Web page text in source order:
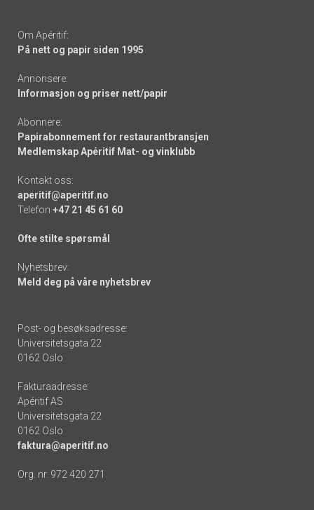
Om Apéritif:
På nett og papir siden 1995
Annonsere:
Informasjon og priser nett/papir
Abonnere:
Papirabonnement for restaurantbransjen
Medlemskap Apéritif Mat- og vinklubb
Kontakt oss:
aperitif@aperitif.no
Telefon +47 21 45 61 60
Ofte stilte spørsmål
Nyhetsbrev:
Meld deg på våre nyhetsbrev
Post- og besøksadresse:
Universitetsgata 22
0162 Oslo
Fakturaadresse:
Apéritif AS
Universitetsgata 22
0162 Oslo
faktura@aperitif.no
Org. nr. 972 420 271